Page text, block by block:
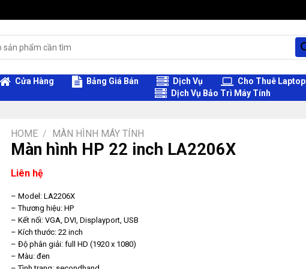
Cửa Hàng Bảng Giá Bán Dịch Vụ Cho Thuê Laptop
Dịch Vụ Bảo Trì Máy Tính
HOME / MÀN HÌNH MÁY TÍNH
Màn hình HP 22 inch LA2206X
Liên hệ
– Model: LA2206X
– Thương hiệu: HP
– Kết nối: VGA, DVI, Displayport, USB
– Kích thước: 22 inch
– Độ phân giải: full HD (1920 x 1080)
– Màu: đen